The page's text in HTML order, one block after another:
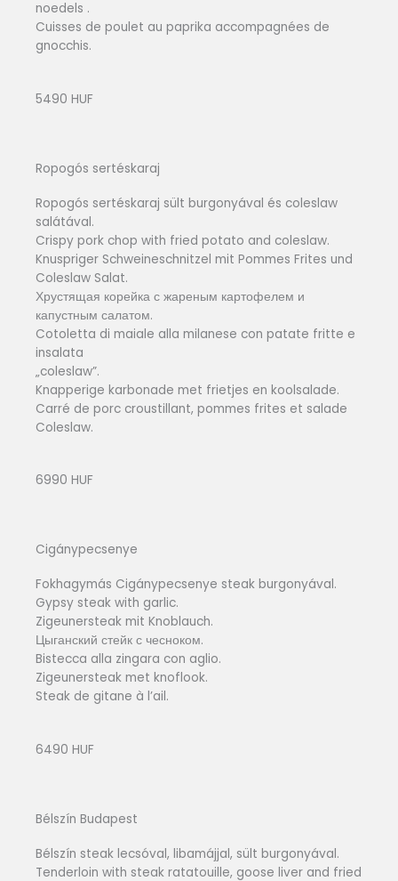
noedels .
Cuisses de poulet au paprika accompagnées de
gnocchis.
5490 HUF
Ropogós sertéskaraj
Ropogós sertéskaraj sült burgonyával és coleslaw
salátával.
Crispy pork chop with fried potato and coleslaw.
Knuspriger Schweineschnitzel mit Pommes Frites und
Coleslaw Salat.
Хрустящая корейка с жареным картофелем и
капустным салатом.
Cotoletta di maiale alla milanese con patate fritte e
insalata
„coleslaw”.
Knapperige karbonade met frietjes en koolsalade.
Carré de porc croustillant, pommes frites et salade
Coleslaw.
6990 HUF
Cigánypecsenye
Fokhagymás Cigánypecsenye steak burgonyával.
Gypsy steak with garlic.
Zigeunersteak mit Knoblauch.
Цыганский стейк с чесноком.
Bistecca alla zingara con aglio.
Zigeunersteak met knoflook.
Steak de gitane à l’ail.
6490 HUF
Bélszín Budapest
Bélszín steak lecsóval, libamájjal, sült burgonyával.
Tenderloin with steak ratatouille, goose liver and fried